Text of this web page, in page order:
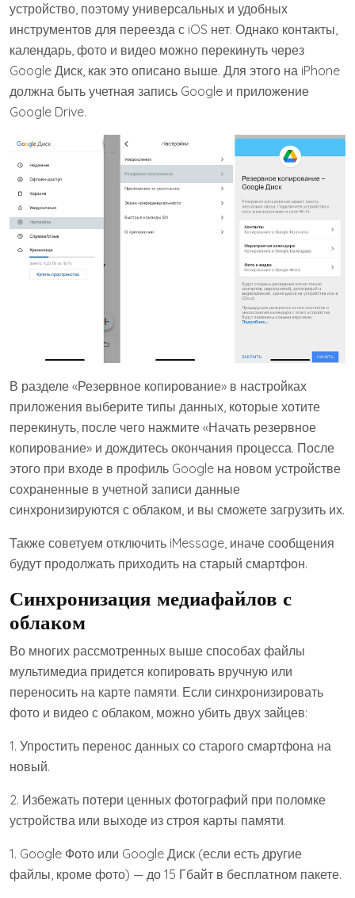
устройство, поэтому универсальных и удобных
инструментов для переезда с iOS нет. Однако контакты,
календарь, фото и видео можно перекинуть через
Google Диск, как это описано выше. Для этого на iPhone
должна быть учетная запись Google и приложение
Google Drive.
В разделе «Резервное копирование» в настройках
приложения выберите типы данных, которые хотите
перекинуть, после чего нажмите «Начать резервное
копирование» и дождитесь окончания процесса. После
этого при входе в профиль Google на новом устройстве
сохраненные в учетной записи данные
синхронизируются с облаком, и вы сможете загрузить их.
Также советуем отключить iMessage, иначе сообщения
будут продолжать приходить на старый смартфон.
Синхронизация медиафайлов с
облаком
Во многих рассмотренных выше способах файлы
мультимедиа придется копировать вручную или
переносить на карте памяти. Если синхронизировать
фото и видео с облаком, можно убить двух зайцев:
1. Упростить перенос данных со старого смартфона на
новый.
2. Избежать потери ценных фотографий при поломке
устройства или выходе из строя карты памяти.
1. Google Фото или Google Диск (если есть другие
файлы, кроме фото) — до 15 Гбайт в бесплатном пакете.